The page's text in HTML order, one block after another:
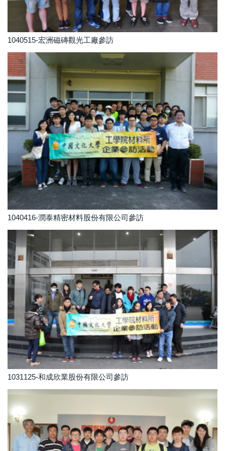
1040515-宏洲磁磚觀光工廠參訪
1040416-潤泰精密材料股份有限公司參訪
1031125-和成欣業股份有限公司參訪